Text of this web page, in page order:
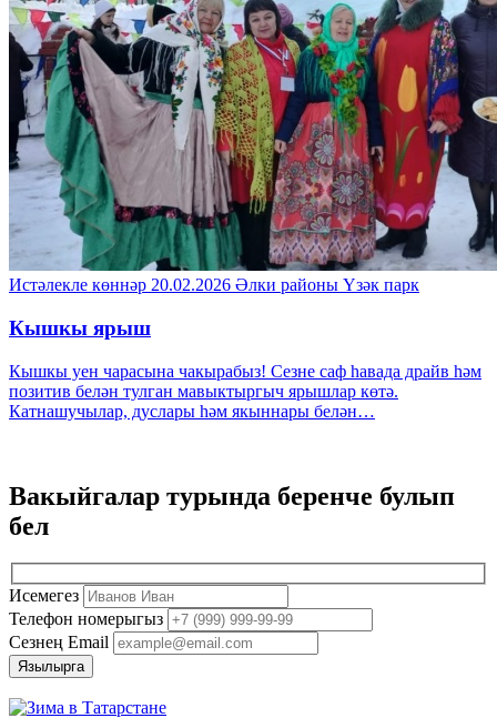
Истәлекле көннәр 20.02.2026 Әлки районы Үзәк парк
Кышкы ярыш
Кышкы уен чарасына чакырабыз! Сезне саф һавада драйв һәм
позитив белән тулган мавыктыргыч ярышлар көтә.
Катнашучылар, дуслары һәм якыннары белән…
Вакыйгалар турында беренче булып
бел
Исемегез
Телефон номерыгыз
Сезнең Email
Язылырга